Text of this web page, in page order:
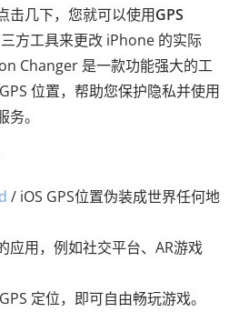
击几下，您就可以使用GPS
方工具来更改 iPhone 的实际
Changer 是一款功能强大的工
位置，帮助您保护隐私并使用
。
/ iOS GPS位置伪装成世界任何地
应用，例如社交平台、AR游戏
定位，即可自由畅玩游戏。